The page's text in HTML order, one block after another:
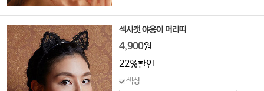
섹시캣 야옹이 머리띠
4,900원
22%할인
색상